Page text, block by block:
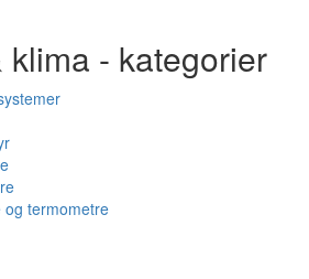
klima - kategorier
og termometre